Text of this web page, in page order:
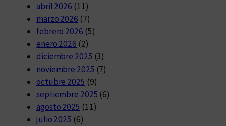
abril 2026 (11)
marzo 2026 (7)
febrero 2026 (5)
enero 2026 (2)
diciembre 2025 (3)
noviembre 2025 (7)
octubre 2025 (9)
septiembre 2025 (6)
agosto 2025 (11)
julio 2025 (6)